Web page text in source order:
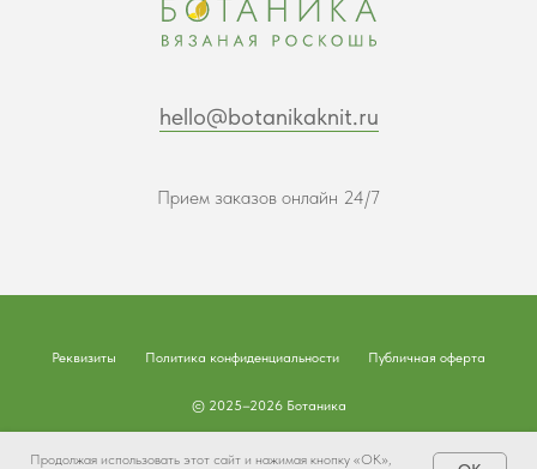
hello@botanikaknit.ru
Прием заказов онлайн 24/7
Реквизиты Политика конфиденциальности Публичная оферта
© 2025–2026 Ботаника
Продолжая использовать этот сайт и нажимая кнопку «ОК»,